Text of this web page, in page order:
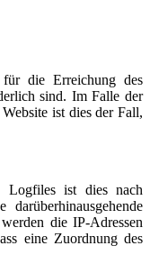
die Erreichung des
sind. Im Falle der
ist dies der Fall,
Logfiles ist dies nach
die IP-Adressen
eine Zuordnung des